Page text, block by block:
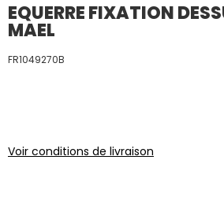
EQUERRE FIXATION
MAEL
FR1049270B
Voir conditions de livraison